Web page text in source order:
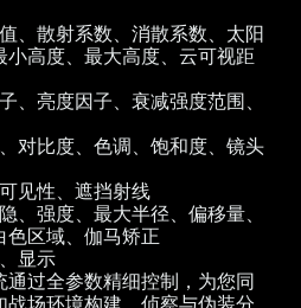
、散射系数、消散系数、太阳
高度、最大高度、云可视距
、亮度因子、衰减强度范围、
对比度、色调、饱和度、镜头
见性、遮挡射线
、强度、最大半径、偏移量、
色区域、伽马矫正
显示
过全参数精细控制，为您同